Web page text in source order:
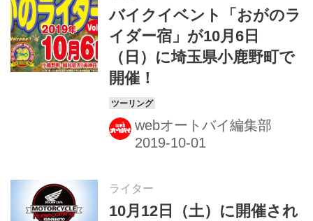
バイクイベント「おがのラ
イダー宿」が10月6日
（日）に埼玉県小鹿野町で
開催！
webオートバイ編集部
ライター
10月12日（土）に開催され